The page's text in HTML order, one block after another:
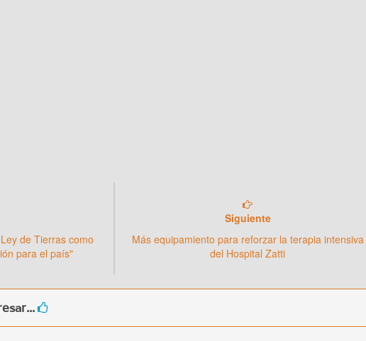
de Tierras como
para el país"
Siguiente
Más equipamiento para reforzar la terapia intensiva
del Hospital Zatti